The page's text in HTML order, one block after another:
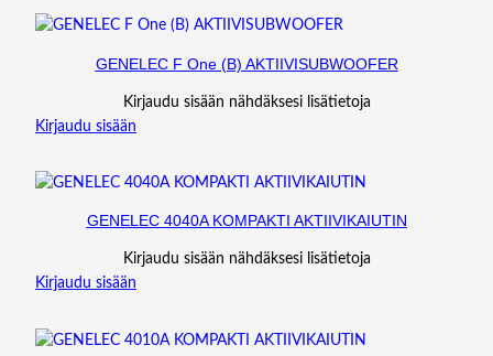
GENELEC F One (B) AKTIIVISUBWOOFER
Kirjaudu sisään nähdäksesi lisätietoja
Kirjaudu sisään
GENELEC 4040A KOMPAKTI AKTIIVIKAIUTIN
Kirjaudu sisään nähdäksesi lisätietoja
Kirjaudu sisään